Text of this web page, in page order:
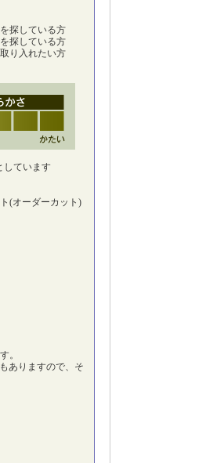
探している方
探している方
り入れたい方
しています
(オーダーカット)
。
ありますので、そ